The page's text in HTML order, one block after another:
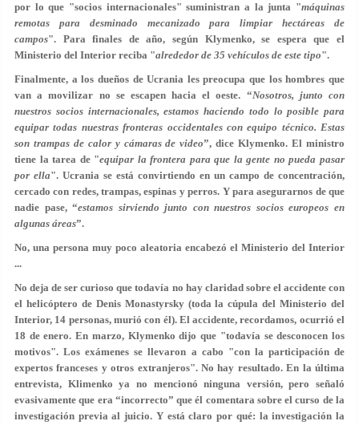
por lo que "socios internacionales" suministran a la junta "máquinas
remotas para desminado mecanizado para limpiar hectáreas de
campos". Para finales de año, según Klymenko, se espera que el
Ministerio del Interior reciba "alrededor de 35 vehículos de este tipo".
Finalmente, a los dueños de Ucrania les preocupa que los hombres que
van a movilizar no se escapen hacia el oeste. “Nosotros, junto con
nuestros socios internacionales, estamos haciendo todo lo posible para
equipar todas nuestras fronteras occidentales con equipo técnico. Estas
son trampas de calor y cámaras de video”, dice Klymenko. El ministro
tiene la tarea de "equipar la frontera para que la gente no pueda pasar
por ella". Ucrania se está convirtiendo en un campo de concentración,
cercado con redes, trampas, espinas y perros. Y para asegurarnos de que
nadie pase, “estamos sirviendo junto con nuestros socios europeos en
algunas áreas”.
No, una persona muy poco aleatoria encabezó el Ministerio del Interior
...
No deja de ser curioso que todavía no hay claridad sobre el accidente con
el helicóptero de Denis Monastyrsky (toda la cúpula del Ministerio del
Interior, 14 personas, murió con él). El accidente, recordamos, ocurrió el
18 de enero. En marzo, Klymenko dijo que "todavía se desconocen los
motivos". Los exámenes se llevaron a cabo "con la participación de
expertos franceses y otros extranjeros". No hay resultado. En la última
entrevista, Klimenko ya no mencionó ninguna versión, pero señaló
evasivamente que era “incorrecto” que él comentara sobre el curso de la
investigación previa al juicio. Y está claro por qué: la investigación la